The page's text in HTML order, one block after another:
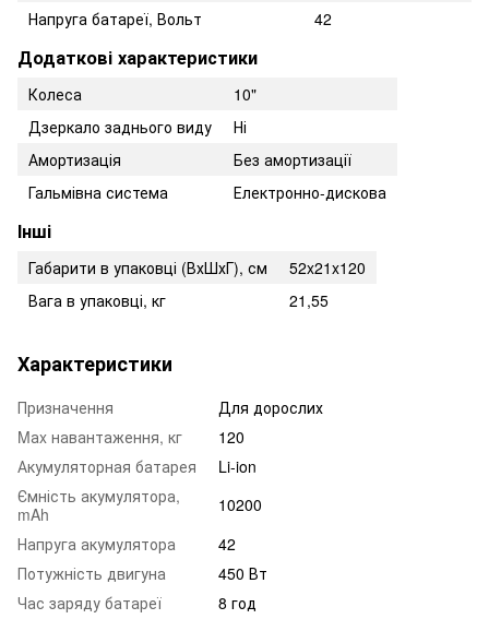
Напруга батареї, Вольт
42
Додаткові характеристики
Колеса
10"
Дзеркало заднього виду
Ні
Амортизація
Без амортизації
Гальмівна система
Електронно-дискова
Інші
Габарити в упаковці (ВхШхГ), см
52x21x120
Вага в упаковці, кг
21,55
Характеристики
Призначення
Для дорослих
Mаx навантаження, кг
120
Акумуляторная батарея
Li-ion
Ємність акумулятора,
mAh
10200
Напруга акумулятора
42
Потужність двигуна
450 Вт
Час заряду батареї
8 год